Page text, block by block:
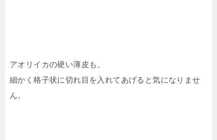
アオリイカの硬い薄皮も、
細かく格子状に切れ目を入れてあげると気になりませ
ん。